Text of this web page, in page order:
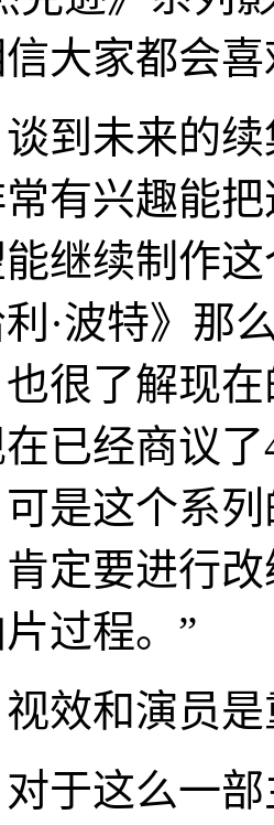
大家都会
未来的续
常有兴趣能
继续制作
利·波特》那
很了解现
已经商议
是这个系
定要进行
过程。”
和演员是
这么一部